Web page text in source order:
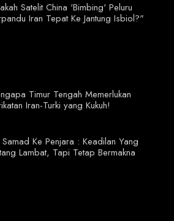
Satelit China 'Bimbing' Peluru
Iran Tepat Ke Jantung Isbiol?"
Timur Tengah Memerlukan
Iran-Turki yang Kukuh!
Ke Penjara : Keadilan Yang
Lambat, Tapi Tetap Bermakna